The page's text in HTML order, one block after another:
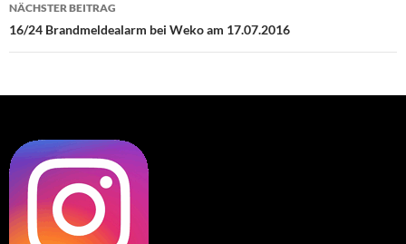
NÄCHSTER BEITRAG
16/24 Brandmeldealarm bei Weko am 17.07.2016